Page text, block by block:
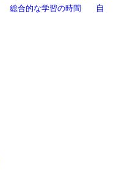
総合的な学習の時間
自